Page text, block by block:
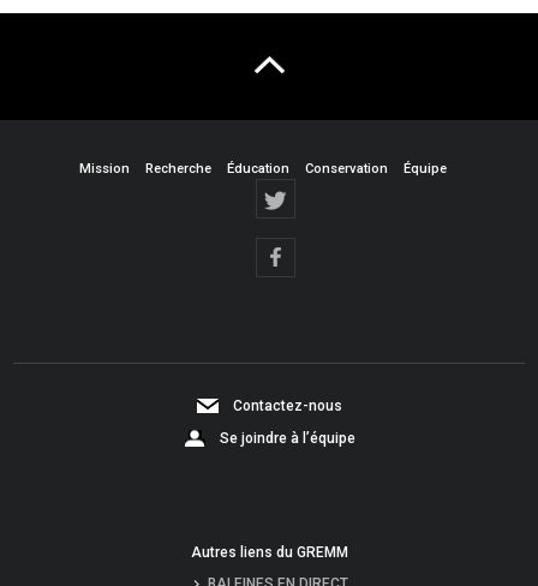
Mission Recherche Éducation Conservation Équipe
Contactez-nous
Se joindre à l’équipe
Autres liens du GREMM